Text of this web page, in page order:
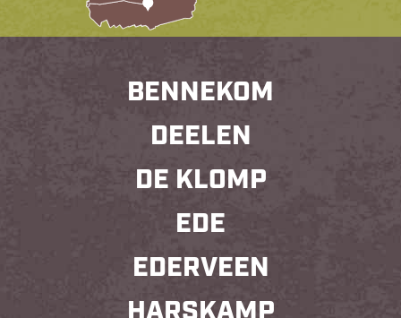
BENNEKOM
DEELEN
DE KLOMP
EDE
EDERVEEN